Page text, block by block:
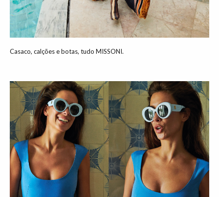
Casaco, calções e botas, tudo MISSONI.